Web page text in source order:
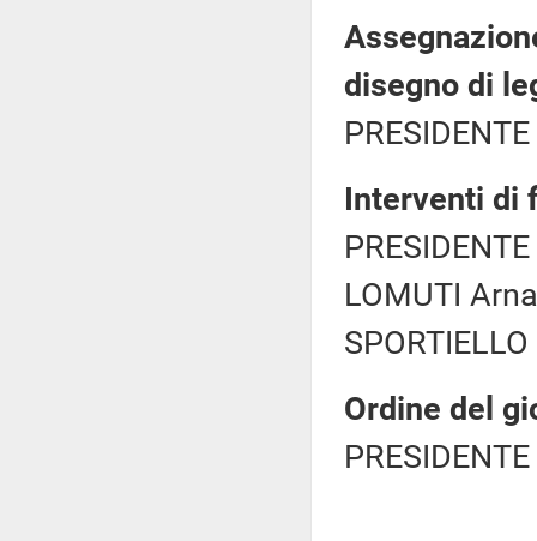
disegno di
Interventi di
LOMUTI
Ordine del